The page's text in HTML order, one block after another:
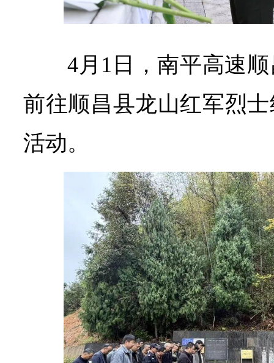
4月1日，南平高速
前往顺昌县龙山红军烈
活动。